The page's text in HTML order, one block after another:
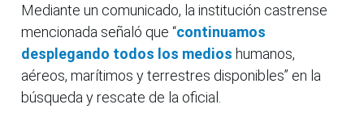
Mediante un comunicado, la institución castrense
mencionada señaló que “continuamos
desplegando todos los medios humanos,
aéreos, marítimos y terrestres disponibles” en la
búsqueda y rescate de la oficial.